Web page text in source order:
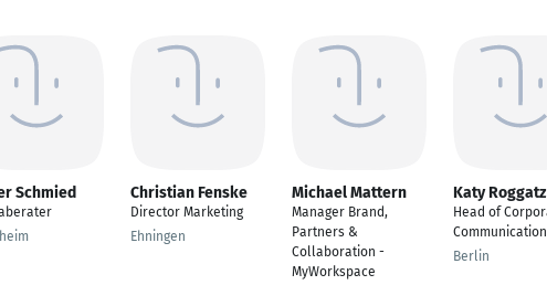
Schmied Christian Fenske
Director Marketing
Ehningen
Michael Mattern
Manager Brand,
Partners &
Collaboration -
MyWorkspace
Katy Roggatz
Head of
Berlin